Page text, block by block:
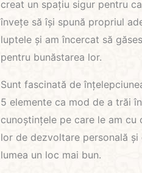
creat un spațiu sigur pentru
învețe să își spună propriul
luptele și am încercat să
pentru bunăstarea lor.
Sunt fascinată de
5 elemente ca mod de a trăi
cunoștințele pe care le am cu
lor de dezvoltare personală
lumea un loc mai bun.